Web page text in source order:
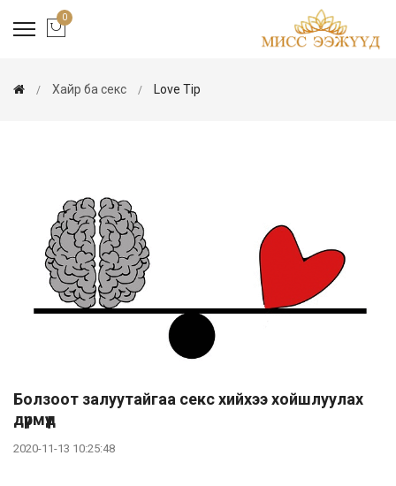
0
Хайр ба секс Love Tip
Болзоот залуутайгаа секс хийхээ хойшлуулах
дүрмүүд
2020-11-13 10:25:48